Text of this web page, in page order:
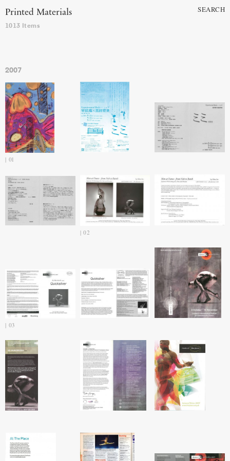
Printed Materials
1013 Items
SEARCH
2007
01
02
03